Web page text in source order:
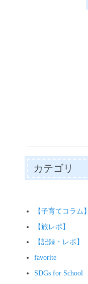
カテゴリ
【子育てコラム】
【旅レポ】
【記録・レポ】
favorite
SDGs for School